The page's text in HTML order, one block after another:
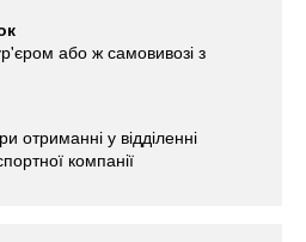
або ж самовивозі з
отриманні у відділенні
компанії